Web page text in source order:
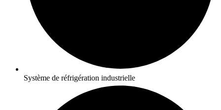
Système de réfrigération industrielle